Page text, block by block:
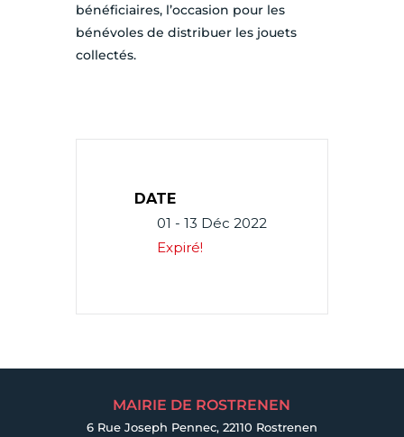
bénéficiaires, l’occasion pour les
bénévoles de distribuer les jouets
collectés.
DATE
01 - 13 Déc 2022
Expiré!
MAIRIE DE ROSTRENEN
6 Rue Joseph Pennec, 22110 Rostrenen